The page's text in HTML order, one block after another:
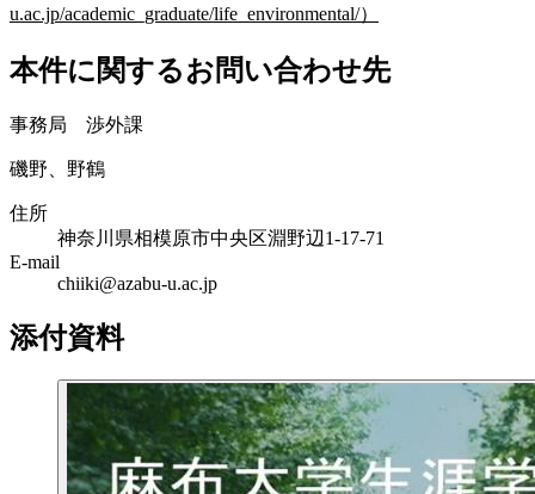
u.ac.jp/academic_graduate/life_environmental/）
本件に関するお問い合わせ先
事務局 渉外課
磯野、野鶴
住所
神奈川県相模原市中央区淵野辺1-17-71
E-mail
chiiki@azabu-u.ac.jp
添付資料